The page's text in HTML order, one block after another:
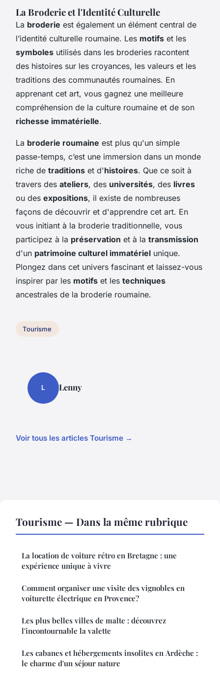
La Broderie et l'Identité Culturelle
La broderie est également un élément central de
l’identité culturelle roumaine. Les motifs et les
symboles utilisés dans les broderies racontent
des histoires sur les croyances, les valeurs et les
traditions des communautés roumaines. En
apprenant cet art, vous gagnez une meilleure
compréhension de la culture roumaine et de son
richesse immatérielle.
La broderie roumaine est plus qu'un simple
passe-temps, c’est une immersion dans un monde
riche de traditions et d'histoires. Que ce soit à
travers des ateliers, des universités, des livres
ou des expositions, il existe de nombreuses
façons de découvrir et d'apprendre cet art. En
vous initiant à la broderie traditionnelle, vous
participez à la préservation et à la transmission
d'un patrimoine culturel immatériel unique.
Plongez dans cet univers fascinant et laissez-vous
inspirer par les motifs et les techniques
ancestrales de la broderie roumaine.
Tourisme
L Lenny
Voir tous les articles Tourisme →
Tourisme — Dans la même rubrique
La location de voiture rétro en Bretagne : une
expérience unique à vivre
Comment organiser une visite des vignobles en
voiturette électrique en Provence?
Les plus belles villes de malte : découvrez
l'incontournable la valette
Les cabanes et hébergements insolites en Ardèche :
le charme d'un séjour nature